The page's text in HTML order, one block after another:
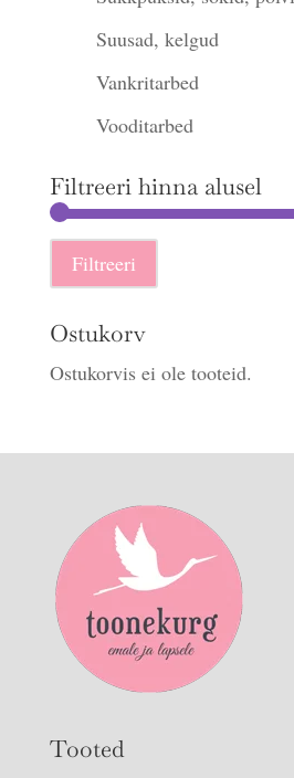
Suusad, kelgud
Vankritarbed
Vooditarbed
Filtreeri hinna alusel
Filtreeri
Ostukorv
Ostukorvis ei ole tooteid.
Tooted